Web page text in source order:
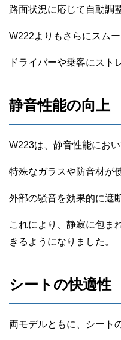
路面状況に応じて自動調
W222よりもさらにスム
ドライバーや乗客にスト
静音性能の向上
W223は、静音性能にお
特殊なガラスや防音材が
外部の騒音を効果的に遮
これにより、静寂に包ま
きるようになりました。
シートの快適性
両モデルともに、シート